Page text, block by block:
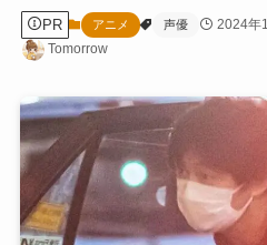
PR アニメ 声優 2024年
Tomorrow